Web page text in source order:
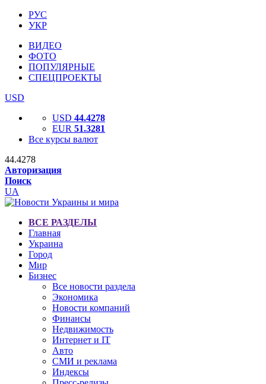
РУС
УКР
ВИДЕО
ФОТО
ПОПУЛЯРНЫЕ
СПЕЦПРОЕКТЫ
USD
USD 44.4278
EUR 51.3281
Все курсы валют
44.4278
Авторизация
Поиск
UA
ВСЕ РАЗДЕЛЫ
Главная
Украина
Город
Мир
Бизнес
Все новости раздела
Экономика
Новости компаний
Финансы
Недвижимость
Интернет и IT
Авто
СМИ и реклама
Индексы